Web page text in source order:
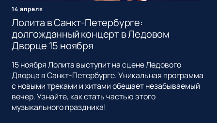
14 апреля
Лолита в Санкт-Петербурге:
долгожданный концерт в Ледовом
Дворце 15 ноября
15 ноября Лолита выступит на сцене Ледового
Дворца в Санкт-Петербурге. Уникальная программа
с новыми треками и хитами обещает незабываемый
вечер. Узнайте, как стать частью этого
музыкального праздника!